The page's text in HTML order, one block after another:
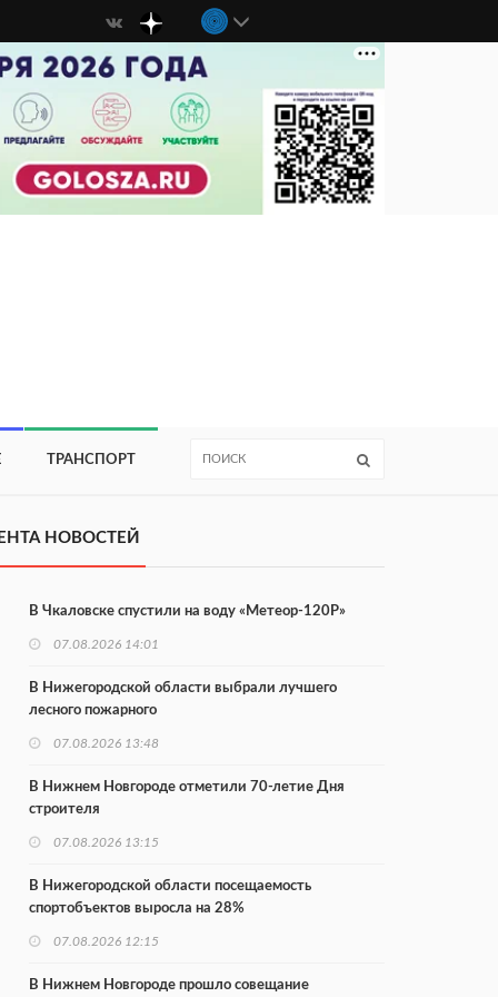
ТРАНСПОРТ
НОВОСТЕЙ
В Чкаловске спустили на воду «Метеор-120Р»
07.08.2026 14:01
В Нижегородской области выбрали лучшего
лесного пожарного
07.08.2026 13:48
В Нижнем Новгороде отметили 70-летие Дня
строителя
07.08.2026 13:15
В Нижегородской области посещаемость
спортобъектов выросла на 28%
07.08.2026 12:15
В Нижнем Новгороде прошло совещание